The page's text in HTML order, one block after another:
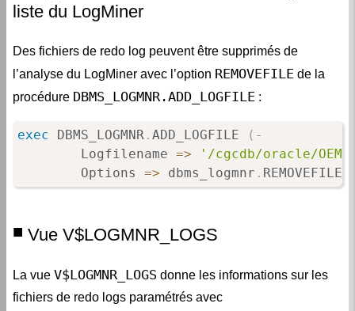
liste du LogMiner
Des fichiers de redo log peuvent être supprimés de
l’analyse du LogMiner avec l’option REMOVEFILE de la
procédure DBMS_LOGMNR.ADD_LOGFILE :
exec DBMS_LOGMNR . ADD_LOGFILE ( -
        Logfilename
=>
'/cgcdb/oracle/
        Options
=> dbms_logmnr . REMOVEFILE
Vue V$LOGMNR_LOGS
La vue V$LOGMNR_LOGS donne les informations sur les
fichiers de redo logs paramétrés avec